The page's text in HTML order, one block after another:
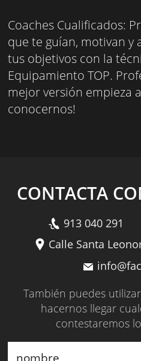
Coaches Cualificados:
que te guían, motivan y
tus objetivos con la
Equipamiento TOP.
mejor versión empieza
conocernos!
CONTACTA
913 040 291
Calle Santa
También puedes
hacernos llegar
contestaremos